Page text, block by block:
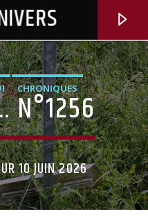
CHRONIQUES
N°1256
10 JUIN 2026